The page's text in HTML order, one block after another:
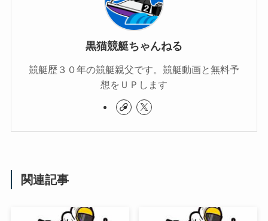
黒猫競艇ちゃんねる
競艇歴３０年の競艇親父です。競艇動画と無料予
想をＵＰします
関連記事